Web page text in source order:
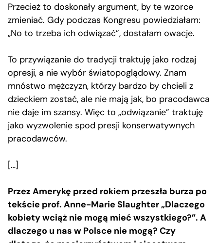
Przecież to doskonały argument, by te wzorce
zmieniać. Gdy podczas Kongresu powiedziałam:
„No to trzeba ich odwiązać”, dostałam owacje.
To przywiązanie do tradycji traktuję jako rodzaj
opresji, a nie wybór światopoglądowy. Znam
mnóstwo mężczyzn, którzy bardzo by chcieli z
dzieckiem zostać, ale nie mają jak, bo pracodawca
nie daje im szansy. Więc to „odwiązanie” traktuję
jako wyzwolenie spod presji konserwatywnych
pracodawców.
[…]
Przez Amerykę przed rokiem przeszła burza po
tekście prof. Anne-Marie Slaughter „Dlaczego
kobiety wciąż nie mogą mieć wszystkiego?”. A
dlaczego u nas w Polsce nie mogą? Czy